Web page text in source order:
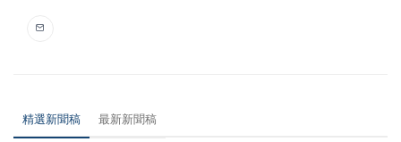
精選新聞稿 最新新聞稿